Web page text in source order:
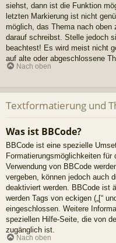
siehst, dann ist die Funktion
letzten Markierung ist nicht
möglich, das Thema nach oben
darauf schreibst. Stelle jedoch
beachtest! Es wird meist nicht
auf alte oder abgeschlossene
Nach oben
Textformatierung und
Was ist BBCode?
BBCode ist eine spezielle
Formatierungsmöglichkeiten
Verwendung von BBCode
vergeben, können jedoch auch
deaktiviert werden. BBCode ist
werden Tags von eckigen („[“
eingeschlossen. Weitere
speziellen Hilfe-Seite, die von
zugänglich ist.
Nach oben